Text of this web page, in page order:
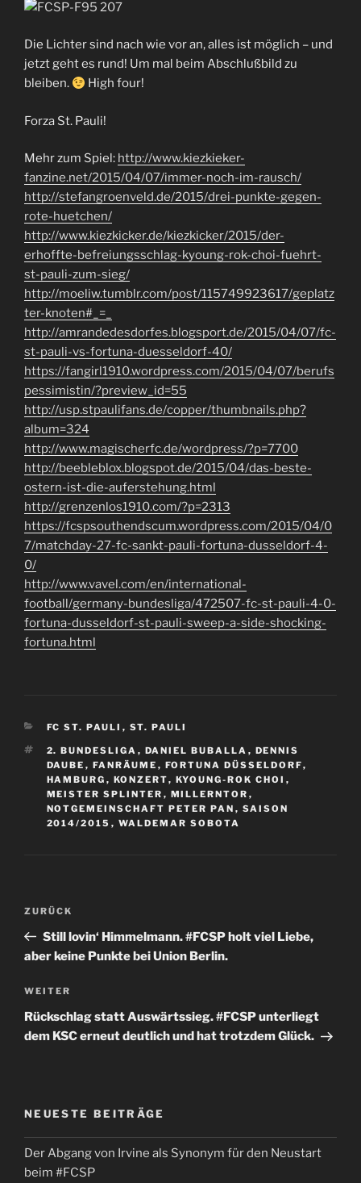
Die Lichter sind nach wie vor an, alles ist möglich – und
jetzt geht es rund! Um mal beim Abschlußbild zu
bleiben.
High four!
Forza St. Pauli!
Mehr zum Spiel: http://www.kiezkieker-
fanzine.net/2015/04/07/immer-noch-im-rausch/
http://stefangroenveld.de/2015/drei-punkte-gegen-
rote-huetchen/
http://www.kiezkicker.de/kiezkicker/2015/der-
erhoffte-befreiungsschlag-kyoung-rok-choi-fuehrt-
st-pauli-zum-sieg/
http://moeliw.tumblr.com/post/115749923617/geplatz
ter-knoten#_=_
http://amrandedesdorfes.blogsport.de/2015/04/07/fc-
st-pauli-vs-fortuna-duesseldorf-40/
https://fangirl1910.wordpress.com/2015/04/07/berufs
pessimistin/?preview_id=55
http://usp.stpaulifans.de/copper/thumbnails.php?
album=324
http://www.magischerfc.de/wordpress/?p=7700
http://beebleblox.blogspot.de/2015/04/das-beste-
ostern-ist-die-auferstehung.html
http://grenzenlos1910.com/?p=2313
https://fcspsouthendscum.wordpress.com/2015/04/0
7/matchday-27-fc-sankt-pauli-fortuna-dusseldorf-4-
0/
http://www.vavel.com/en/international-
football/germany-bundesliga/472507-fc-st-pauli-4-0-
fortuna-dusseldorf-st-pauli-sweep-a-side-shocking-
fortuna.html
KATEGORIEN
FC ST. PAULI , ST. PAULI
SCHLAGWÖRTER
2. BUNDESLIGA , DANIEL BUBALLA , DENNIS
DAUBE , FANRÄUME , FORTUNA DÜSSELDORF,
HAMBURG , KONZERT, KYOUNG-ROK CHOI ,
MEISTER SPLINTER , MILLERNTOR ,
NOTGEMEINSCHAFT PETER PAN , SAISON
2014/2015 , WALDEMAR SOBOTA
Beitragsnavigation
Vorheriger
Beitrag
ZURÜCK
Still lovin‘ Himmelmann. #FCSP holt viel Liebe,
aber keine Punkte bei Union Berlin.
Nächster
Beitrag
WEITER
Rückschlag statt Auswärtssieg. #FCSP unterliegt
dem KSC erneut deutlich und hat trotzdem Glück.
NEUESTE BEITRÄGE
Der Abgang von Irvine als Synonym für den Neustart
beim #FCSP